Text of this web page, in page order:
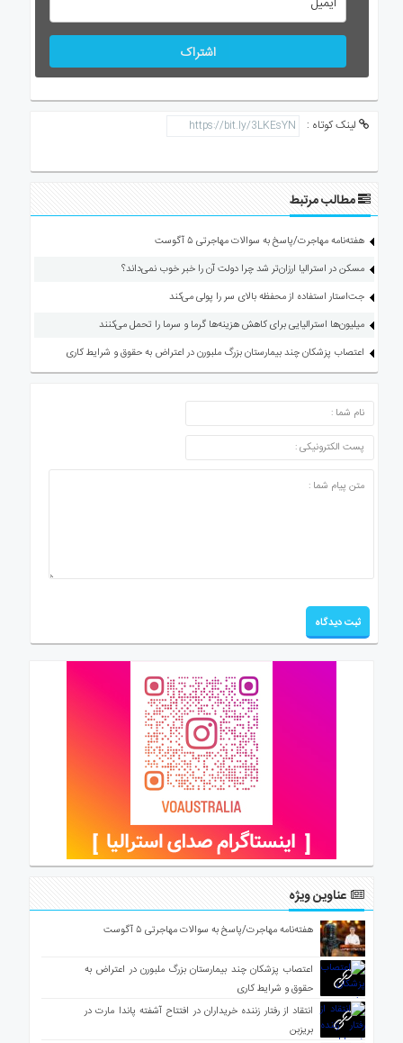
اشتراک
لینک کوتاه :
مطالب مرتبط
هفته‌نامه مهاجرت/پاسخ به سوالات مهاجرتی ۵ آگوست
مسکن در استرالیا ارزان‌تر شد چرا دولت آن را خبر خوب نمی‌داند؟
جت‌استار استفاده از محفظه بالای سر را پولی می‌کند
میلیون‌ها استرالیایی برای کاهش هزینه‌ها گرما و سرما را تحمل می‌کنند
اعتصاب پزشکان چند بیمارستان بزرگ ملبورن در اعتراض به حقوق و شرایط کاری
ارسال دیدگاه
عناوین ویژه
هفته‌نامه مهاجرت/پاسخ به سوالات مهاجرتی ۵ آگوست
اعتصاب پزشکان چند بیمارستان بزرگ ملبورن در اعتراض به
حقوق و شرایط کاری
انتقاد از رفتار زننده خریداران در افتتاح آشفته پاندا مارت در
بریزبن